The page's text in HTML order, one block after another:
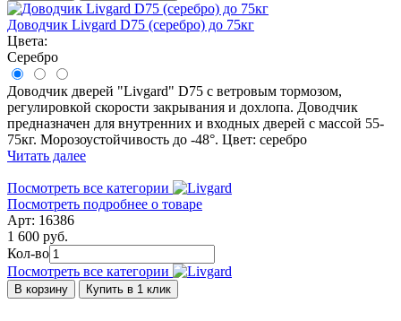
Доводчик Livgard D75 (серебро) до 75кг
Цвета:
Серебро
Доводчик дверей "Livgard" D75 с ветровым тормозом,
регулировкой скорости закрывания и дохлопа. Доводчик
предназначен для внутренних и входных дверей с массой 55-
75кг. Морозоустойчивость до -48°. Цвет: серебро
Читать далее
Посмотреть все категории
Посмотреть подробнее о товаре
Арт: 16386
1 600 руб.
Кол-во
Посмотреть все категории
В корзину Купить в 1 клик